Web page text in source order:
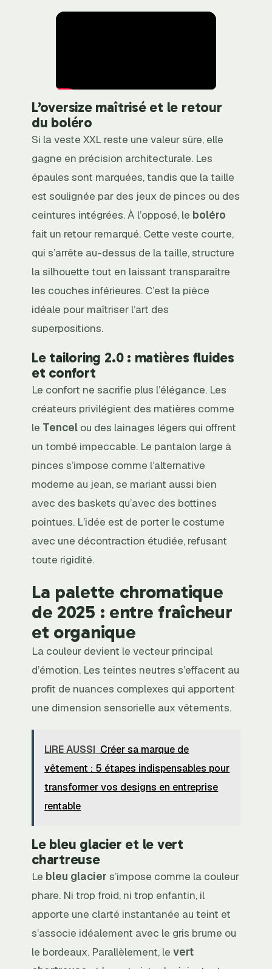
L’oversize maîtrisé et le retour
du boléro
Si la veste XXL reste une valeur sûre, elle
gagne en précision architecturale. Les
épaules sont marquées, tandis que la taille
est soulignée par des jeux de pinces ou des
ceintures intégrées. À l’opposé, le boléro
fait un retour remarqué. Cette veste courte,
qui s’arrête au-dessus de la taille, structure
la silhouette tout en laissant transparaître
les couches inférieures. C’est la pièce
idéale pour maîtriser l’art des
superpositions.
Le tailoring 2.0 : matières fluides
et confort
Le confort ne sacrifie plus l’élégance. Les
créateurs privilégient des matières comme
le Tencel ou des lainages légers qui offrent
un tombé impeccable. Le pantalon large à
pinces s’impose comme l’alternative
moderne au jean, se mariant aussi bien
avec des baskets qu’avec des bottines
pointues. L’idée est de porter le costume
avec une décontraction étudiée, refusant
toute rigidité.
La palette chromatique
de 2025 : entre fraîcheur
et organique
La couleur devient le vecteur principal
d’émotion. Les teintes neutres s’effacent au
profit de nuances complexes qui apportent
une dimension sensorielle aux vêtements.
LIRE AUSSI Créer sa marque de
vêtement : 5 étapes indispensables pour
transformer vos designs en entreprise
rentable
Le bleu glacier et le vert
chartreuse
Le bleu glacier s’impose comme la couleur
phare. Ni trop froid, ni trop enfantin, il
apporte une clarté instantanée au teint et
s’associe idéalement avec le gris brume ou
le bordeaux. Parallèlement, le vert